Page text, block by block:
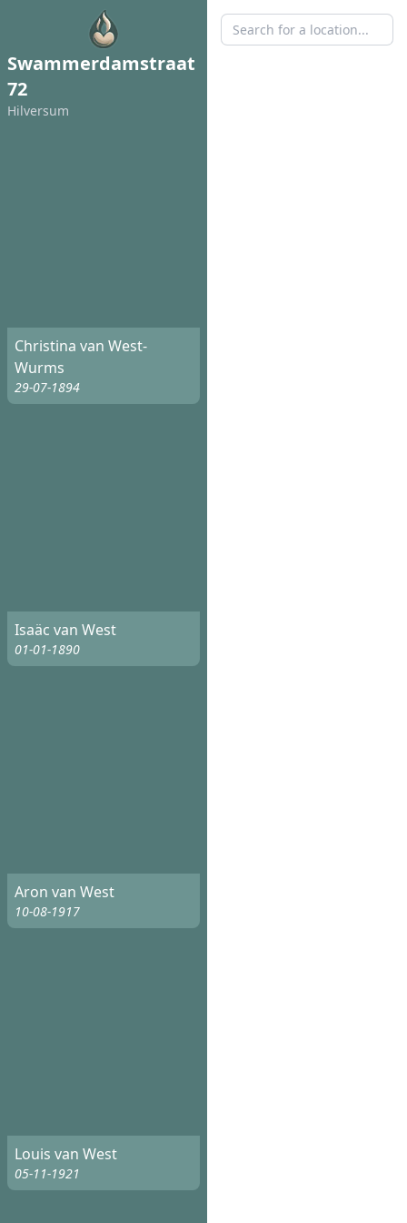
Swammerdamstraat
72
Hilversum
Christina van West-
Wurms
29-07-1894
Isaäc van West
01-01-1890
Aron van West
10-08-1917
Louis van West
05-11-1921